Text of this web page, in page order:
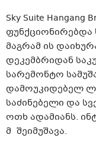
Sky Suite Hangang
ფუნქციონირებდა
მაგრამ ის
დეკემბრიდან
სარემონტო
დამოუკიდებელ
საძინებელი და
ოთხ ადამიანს.
მ შეიმუშავა.